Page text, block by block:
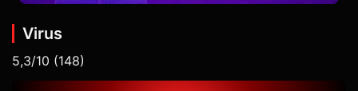
Virus
5,3/10 (148)